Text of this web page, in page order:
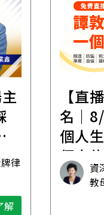
律
解
【直
名｜
個人
個人
想清資
教